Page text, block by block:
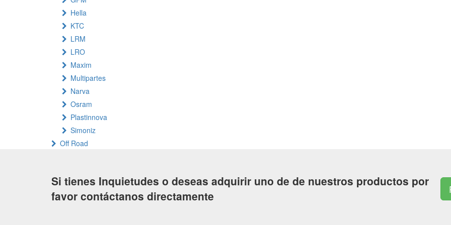
Hella
KTC
LRM
LRO
Maxim
Multipartes
Narva
Osram
Plastinnova
Simoniz
Off Road
Si tienes Inquietudes o deseas adquirir uno de de nuestros productos por
favor contáctanos directamente